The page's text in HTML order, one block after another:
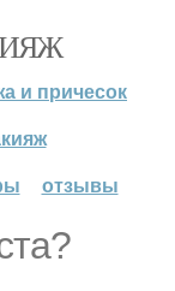
и причесок
отзывы